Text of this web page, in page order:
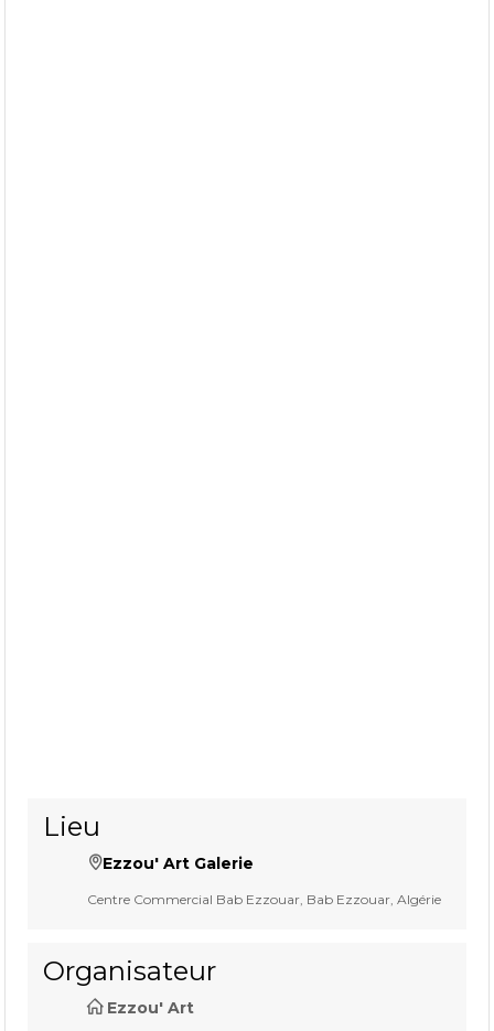
Lieu
Ezzou' Art Galerie
Centre Commercial Bab Ezzouar, Bab Ezzouar, Algérie
Organisateur
Ezzou' Art